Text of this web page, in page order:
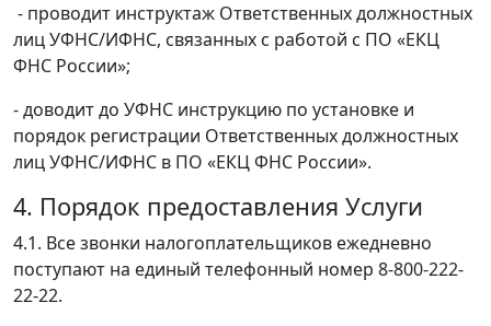
- проводит инструктаж Ответственных должностных
лиц УФНС/ИФНС, связанных с работой с ПО «ЕКЦ
ФНС России»;
- доводит до УФНС инструкцию по установке и
порядок регистрации Ответственных должностных
лиц УФНС/ИФНС в ПО «ЕКЦ ФНС России».
4. Порядок предоставления Услуги
4.1. Все звонки налогоплательщиков ежедневно
поступают на единый телефонный номер 8-800-222-
22-22.